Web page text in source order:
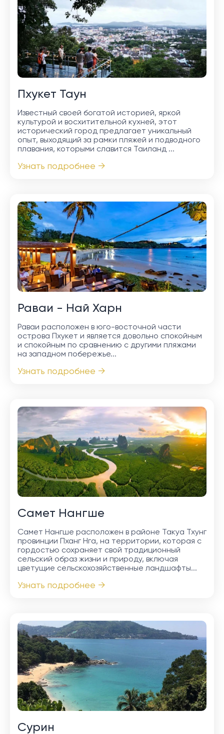
Пхукет Таун
Известный своей богатой историей, яркой
культурой и восхитительной кухней, этот
исторический город предлагает уникальный
опыт, выходящий за рамки пляжей и подводного
плавания, которыми славится Таиланд ...
Узнать подробнее →
Раваи - Най Харн
Раваи расположен в юго-восточной части
острова Пхукет и является довольно спокойным
и спокойным по сравнению с другими пляжами
на западном побережье...
Узнать подробнее →
Самет Нангше
Самет Нангше расположен в районе Такуа Тхунг
провинции Пханг Нга, на территории, которая с
гордостью сохраняет свой традиционный
сельский образ жизни и природу, включая
цветущие сельскохозяйственные ландшафты...
Узнать подробнее →
Сурин